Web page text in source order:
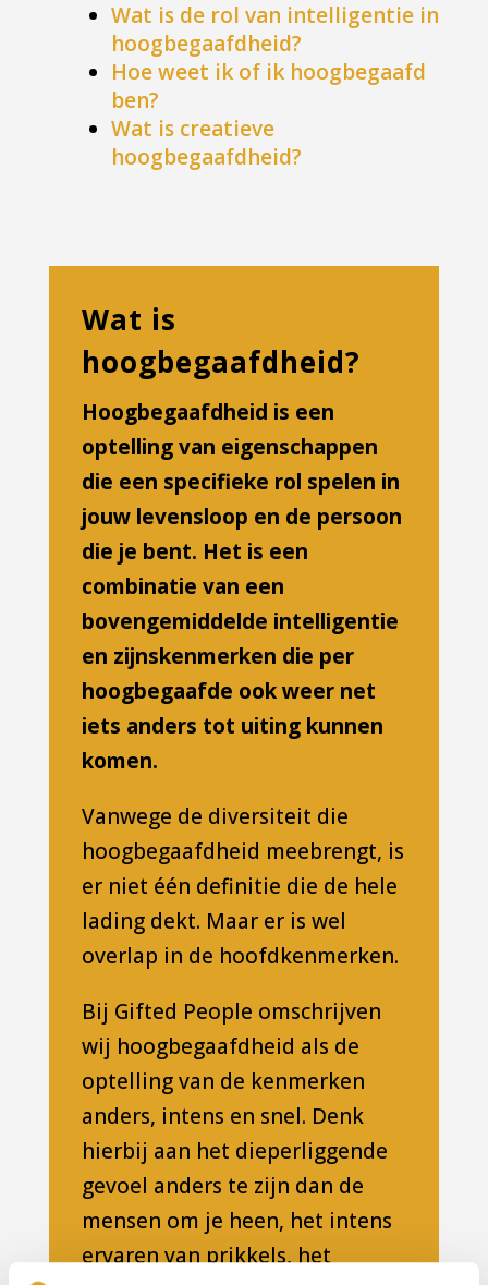
Wat is de rol van intelligentie in
hoogbegaafdheid?
Hoe weet ik of ik hoogbegaafd
ben?
Wat is creatieve
hoogbegaafdheid?
Wat is
hoogbegaafdheid?
Hoogbegaafdheid is een
optelling van eigenschappen
die een specifieke rol spelen in
jouw levensloop en de persoon
die je bent. Het is een
combinatie van een
bovengemiddelde intelligentie
en zijnskenmerken die per
hoogbegaafde ook weer net
iets anders tot uiting kunnen
komen.
Vanwege de diversiteit die
hoogbegaafdheid meebrengt, is
er niet één definitie die de hele
lading dekt. Maar er is wel
overlap in de hoofdkenmerken.
Bij Gifted People omschrijven
wij hoogbegaafdheid als de
optelling van de kenmerken
anders, intens en snel. Denk
hierbij aan het dieperliggende
gevoel anders te zijn dan de
mensen om je heen, het intens
ervaren van prikkels, het